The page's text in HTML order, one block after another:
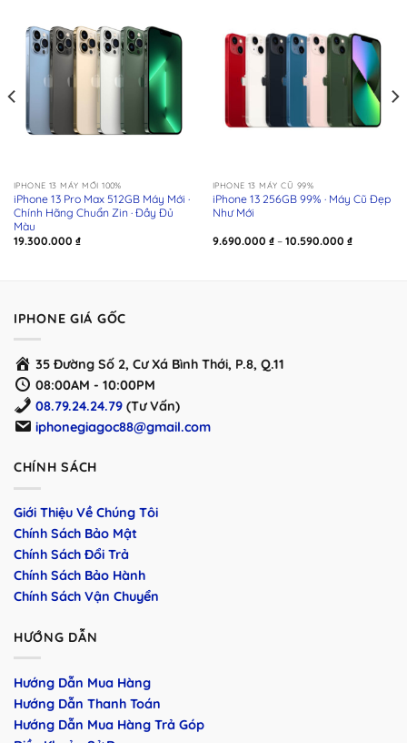
IPHONE 13 MÁY MỚI 100%
iPhone 13 Pro Max 512GB Máy Mới ·
Chính Hãng Chuẩn Zin · Đầy Đủ
Màu
19.300.000 ₫
IPHONE 13 MÁY CŨ 99%
iPhone 13 256GB 99% · Máy Cũ Đẹp
Như Mới
9.690.000 ₫ – 10.590.000 ₫Khoảng
IPHONE GIÁ GỐC
35 Đường Số 2, Cư Xá Bình Thới, P.8, Q.11
08:00AM - 10:00PM
08.79.24.24.79 (Tư Vấn)
iphonegiagoc88@gmail.com
CHÍNH SÁCH
Giới Thiệu Về Chúng Tôi
Chính Sách Bảo Mật
Chính Sách Đổi Trả
Chính Sách Bảo Hành
Chính Sách Vận Chuyển
HƯỚNG DẪN
Hướng Dẫn Mua Hàng
Hướng Dẫn Thanh Toán
Hướng Dẫn Mua Hàng Trả Góp